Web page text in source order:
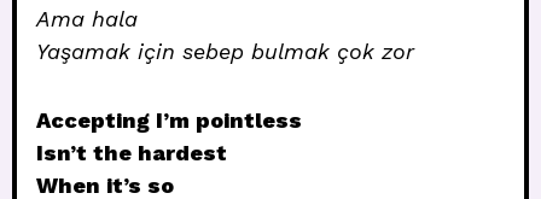
Ama hala
Yaşamak için sebep bulmak çok zor
Accepting I’m pointless
Isn’t the hardest
When it’s so